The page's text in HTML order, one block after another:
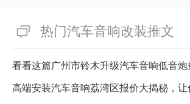
热门汽车音响改装推文
看看这篇广州市铃木升级汽车音响低音
高端安装汽车音响荔湾区报价大揭秘，